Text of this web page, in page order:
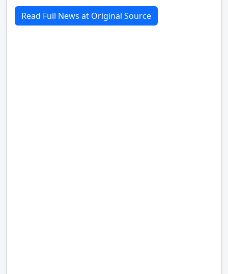
Read Full News at Original Source